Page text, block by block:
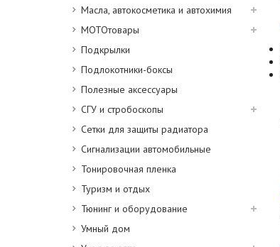
Масла, автокосметика и автохимия
МОТОтовары
Подкрылки
Подлокотники-боксы
Полезные аксессуары
СГУ и стробоскопы
Сетки для защиты радиатора
Сигнализации автомобильные
Тонировочная пленка
Туризм и отдых
Тюнинг и оборудование
Умный дом